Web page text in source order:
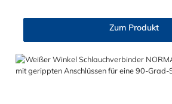
sicheren Sitz des Schlauches.
zusätzliche Sicherung der
Schlauchschelle erforderlich sein.
Anwendung im Automobilbau
Industriebereichen.
Zum Produkt